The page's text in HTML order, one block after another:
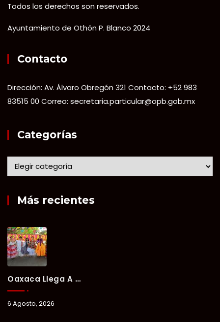
Todos los derechos son reservados.
Ayuntamiento de Othón P. Blanco 2024
Contacto
Dirección: Av. Álvaro Obregón 321 Contacto: +52 983
83515 00 Correo: secretaria.particular@opb.gob.mx
Categorías
Más recientes
Oaxaca Llega A Chetumal Con El Color, Sabor Y Tradición De La Guelaguetza 2026.
6 Agosto, 2026